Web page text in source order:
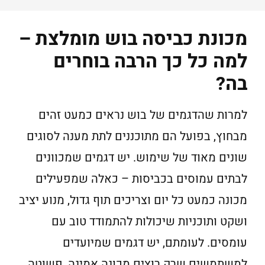
מכונת כביסה בוש מומלצת –
למה כל כך הרבה בוחרים
בה?
למרות שהדגמים של בוש נראים כמעט זהים
מבחוץ, בפועל הם מתוכננים לתת מענה לסוגים
שונים מאוד של שימוש. יש דגמים שמכוונים
לבתים עמוסים בכביסות – כאלה שמפעילים
מכונה כמעט כל יום וצריכים תוף גדול, מנוע יציב
ושקט ותוכניות שיכולות להתמודד טוב עם
עומסים. לעומתם, יש דגמים שמיועדים